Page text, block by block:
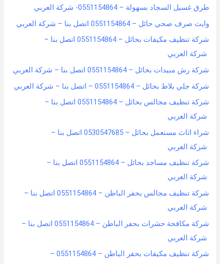
طرق غسيل السجاد بسهولة – 0551154864- شركة العربي
وايت صرف صحي حائل – 0551154864 اتصل بنا – شركة العربي
شركة تنظيف مكيفات بحائل – 0551154864 اتصل بنا –
شركة العربي
شركة رش مبيدات بحائل – 0551154864 اتصل بنا – شركة العربي
شركة جلي بلاط بحائل – 0551154864 – اتصل بنا – شركة العربي
شركة تنظيف مجالس بحائل – 0551154864 اتصل بنا –
شركة العربي
شراء اثاث مستعمل بحائل – 0530547685 اتصل بنا –
شركة العربي
شركة تنظيف مساجد بحائل – 0551154864 اتصل بنا –
شركة العربي
شركة تنظيف مجالس بحفر الباطن – 0551154864 اتصل بنا –
شركة العربي
شركة مكافحة حشرات بحفر الباطن – 0551154864 اتصل بنا –
شركة العربي
شركة تنظيف مكيفات بحفر الباطن – 0551154864 –